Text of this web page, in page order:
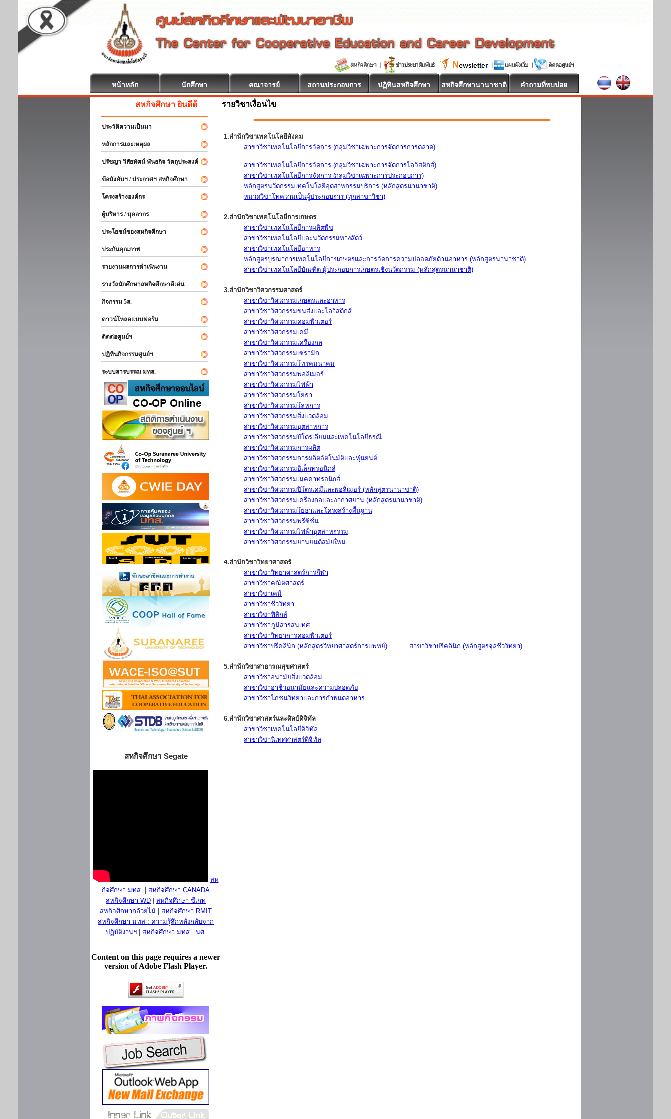
หน้าหลัก นักศึกษา คณาจารย์ สถานประกอบการ ปฏิทินสหกิจศึกษา สหกิจศึกษานานาชาติ คำถามที่พบบ่อย
สหกิจศึกษา ยินดีต้อนรับ
ประวัติความเป็นมา
หลักการและเหตุผล
ปรัชญา วิสัยทัศน์ พันธกิจ วัตถุประสงค์
ข้อบังคับฯ / ประกาศฯ สหกิจศึกษา
โครงสร้างองค์กร
ผู้บริหาร / บุคลากร
ประโยชน์ของสหกิจศึกษา
ประกันคุณภาพ
รายงานผลการดำเนินงาน
รางวัลนักศึกษาสหกิจศึกษาดีเด่น
กิจกรรม 5ส.
ดาวน์โหลดแบบฟอร์ม
ติดต่อศูนย์ฯ
ปฏิทินกิจกรรมศูนย์ฯ
ระบบสารบรรณ มทส.
สหกิจศึกษา Segate
สห
กิจศึกษา มทส.
สหกิจศึกษา CANADA
สหกิจศึกษา WD
สหกิจศึกษา ซีเกท
สหกิจศึกษากล้วยไม้
สหกิจศึกษา RMIT
สหกิจศึกษา มทส : ความรู้สึกหลังกลับจาก
ปฏิบัติงานฯ| สหกิจศึกษา มทส : นศ.
Content on this page requires a newer
version of Adobe Flash Player.
รายวิชาเงื่อนไข
1.สำนักวิชาเทคโนโลยีสังคม
สาขาวิชาเทคโนโลยีการจัดการ (กลุ่มวิชาเฉพาะการจัดการการตลาด)
สาขาวิชาเทคโนโลยีการจัดการ (กลุ่มวิชาเฉพาะการจัดการโลจิสติกส์)
สาขาวิชาเทคโนโลยีการจัดการ (กลุ่มวิชาเฉพาะการประกอบการ)
หลักสูตรนวัตกรรมเทคโนโลยีอุตสาหกรรมบริการ (หลักสูตรนานาชาติ)
หมวดวิชาโทความเป็นผู้ประกอบการ (ทุกสาขาวิชา)
2.สำนักวิชาเทคโนโลยีการเกษตร
สาขาวิชาเทคโนโลยีการผลิตพืช
สาขาวิชาเทคโนโลยีและนวัตกรรมทางสัตว์
สาขาวิชาเทคโนโลยีอาหาร
หลักสูตรบูรณาการเทคโนโลยีการเกษตรและการจัดการความปลอดภัยด้านอาหาร (หลักสูตรนานาชาติ)
สาขาวิชาเทคโนโลยีบัณฑิต ผู้ประกอบการเกษตรเชิงนวัตกรรม (หลักสูตรนานาชาติ)
3.สำนักวิชาวิศวกรรมศาสตร์
สาขาวิชาวิศวกรรมเกษตรและอาหาร
สาขาวิชาวิศวกรรมขนส่งและโลจิสติกส์
สาขาวิชาวิศวกรรมคอมพิวเตอร์
สาขาวิชาวิศวกรรมเคมี
สาขาวิชาวิศวกรรมเครื่องกล
สาขาวิชาวิศวกรรมเซรามิก
สาขาวิชาวิศวกรรมโทรคมนาคม
สาขาวิชาวิศวกรรมพอลิเมอร์
สาขาวิชาวิศวกรรมไฟฟ้า
สาขาวิชาวิศวกรรมโยธา
สาขาวิชาวิศวกรรมโลหการ
สาขาวิชาวิศวกรรมสิ่งแวดล้อม
สาขาวิชาวิศวกรรมอุตสาหการ
สาขาวิชาวิศวกรรมปิโตรเลียมและเทคโนโลยีธรณี
สาขาวิชาวิศวกรรมการผลิต
สาขาวิชาวิศวกรรมการผลิตอัตโนมัติและหุ่นยนต์
สาขาวิชาวิศวกรรมอิเล็กทรอนิกส์
สาขาวิชาวิศวกรรมเมคคาทรอนิกส์
สาขาวิชาวิศวกรรมปิโตรเคมีและพอลิเมอร์ (หลักสูตรนานาชาติ)
สาขาวิชาวิศวกรรมเครื่องกลและอากาศยาน (หลักสูตรนานาชาติ)
สาขาวิชาวิศวกรรมโยธาและโครงสร้างพื้นฐาน
สาขาวิชาวิศวกรรมพรีซิชั่น
สาขาวิชาวิศวกรรมไฟฟ้าอุตสาหกรรม
สาขาวิชาวิศวกรรมยานยนต์สมัยใหม่
4.สำนักวิชาวิทยาศาสตร์
สาขาวิชาวิทยาศาสตร์การกีฬา
สาขาวิชาคณิตศาสตร์
สาขาวิชาเคมี
สาขาวิชาชีววิทยา
สาขาวิชาฟิสิกส์
สาขาวิชาภูมิสารสนเทศ
สาขาวิชาวิทยาการคอมพิวเตอร์
สาขาวิชาปรีคลินิก (หลักสูตรวิทยาศาสตร์การแพทย์)
สาขาวิชาปรีคลินิก (หลักสูตรจุลชีววิทยา)
5.สำนักวิชาสาธารณสุขศาสตร์
สาขาวิชาอนามัยสิ่งแวดล้อม
สาขาวิชาอาชีวอนามัยและความปลอดภัย
สาขาวิชาโภชนวิทยาและการกำหนดอาหาร
6.สำนักวิชาศาสตร์และศิลป์ดิจิทัล
สาขาวิชาเทคโนโลยีดิจิทัล
สาขาวิชานิเทศศาสตร์ดิจิทัล